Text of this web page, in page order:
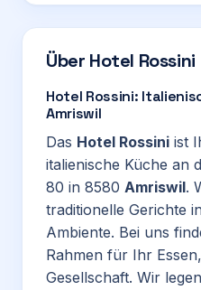
Über Hotel Rossini
Hotel Rossini:
Amriswil
Das Hotel Rossini ist
italienische Küche an
80 in 8580 Amriswil.
traditionelle Gerichte
Ambiente. Bei uns
Rahmen für Ihr
Gesellschaft. Wir